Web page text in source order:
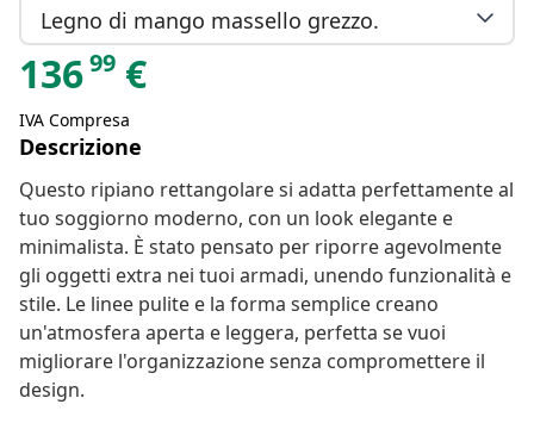
Legno di mango massello grezzo.
13699 €
IVA Compresa
Descrizione
Questo ripiano rettangolare si adatta perfettamente al
tuo soggiorno moderno, con un look elegante e
minimalista. È stato pensato per riporre agevolmente
gli oggetti extra nei tuoi armadi, unendo funzionalità e
stile. Le linee pulite e la forma semplice creano
un'atmosfera aperta e leggera, perfetta se vuoi
migliorare l'organizzazione senza compromettere il
design.